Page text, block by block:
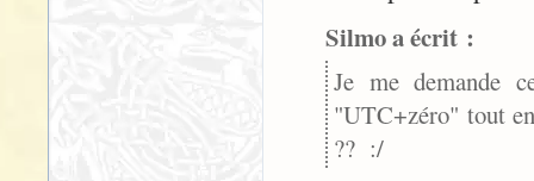
Silmo a écrit :
Je me demande
"UTC+zéro" tout
?? :/